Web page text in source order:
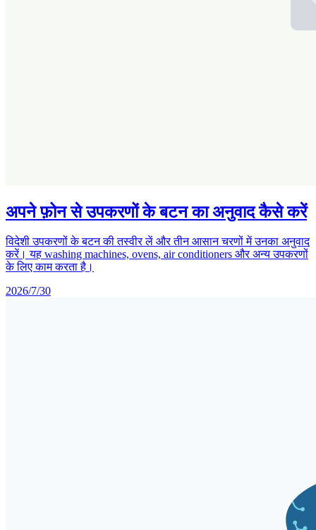
अपने फ़ोन से उपकरणों के बटन का अनुवाद कैसे करें
विदेशी उपकरणों के बटन की तस्वीर लें और तीन आसान चरणों में उनका अनुवाद
करें। यह washing machines, ovens, air conditioners और अन्य उपकरणों
के लिए काम करता है।
2026/7/30